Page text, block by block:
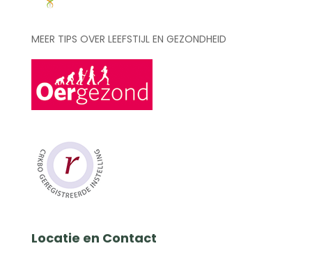
MEER TIPS OVER LEEFSTIJL EN GEZONDHEID
Locatie en Contact